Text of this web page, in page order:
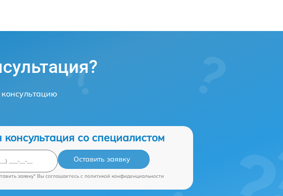
консультация со специалистом
Оставить заявку
заявку" Вы соглашаетесь c политикой конфиденциальности